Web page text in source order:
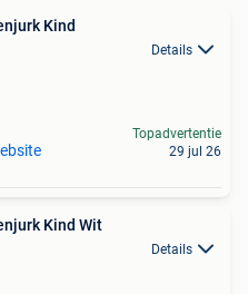
Kind
Details
Topadvertentie
29 jul 26
Kind Wit
Details